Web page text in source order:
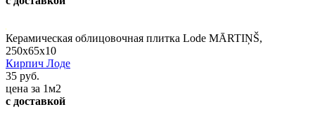
Керамическая облицовочная плитка Lode MĀRTIŅŠ,
250x65x10
Кирпич Лоде
35 руб.
цена за 1м2
с доставкой